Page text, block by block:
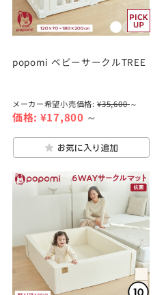
popomi ベビーサークルTREE
メーカー希望小売価格: ¥35,600 ～
価格: ¥17,800 ～